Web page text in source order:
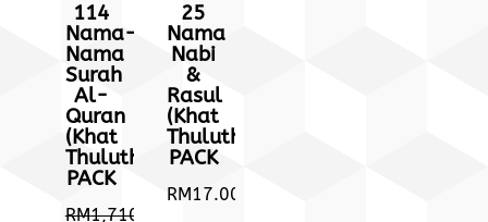
114
Nama-
Nama
Surah
Al-
Quran
(Khat
Thuluth)
PACK
RM1,710.00
25
Nama
Nabi
&
Rasul
(Khat
Thuluth)
PACK
RM17.00